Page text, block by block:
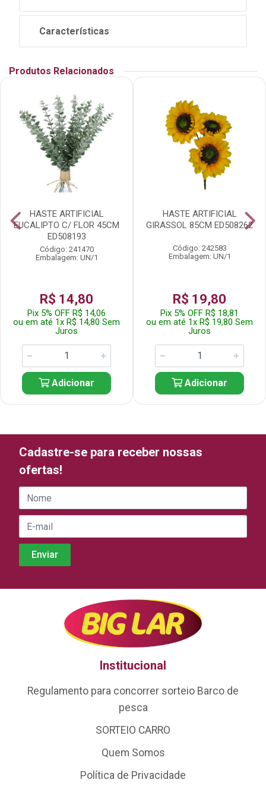
Características
Produtos Relacionados
HASTE ARTIFICIAL
EUCALIPTO C/ FLOR 45CM
ED508193
Código: 241470
Embalagem: UN/1
R$ 14,80
Pix 5% OFF R$ 14,06
ou em até 1x R$ 14,80 Sem
Juros
Adicionar
HASTE ARTIFICIAL
GIRASSOL 85CM ED508262
Código: 242583
Embalagem: UN/1
R$ 19,80
Pix 5% OFF R$ 18,81
ou em até 1x R$ 19,80 Sem
Juros
Adicionar
Cadastre-se para receber nossas
ofertas!
Institucional
Regulamento para concorrer sorteio Barco de
pesca
SORTEIO CARRO
Quem Somos
Política de Privacidade